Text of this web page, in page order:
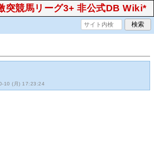
突競馬リーグ3+ 非公式DB Wiki*
10 (月) 17:23:24